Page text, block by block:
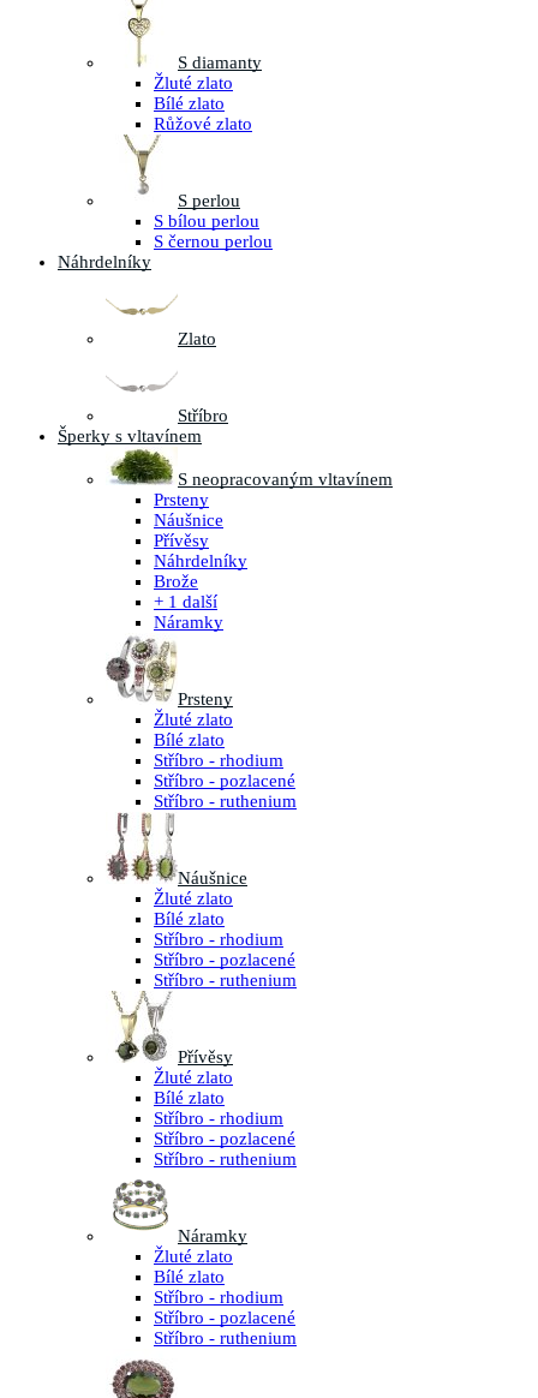
S diamanty
Žluté zlato
Bílé zlato
Růžové zlato
S perlou
S bílou perlou
S černou perlou
Náhrdelníky
Zlato
Stříbro
Šperky s vltavínem
S neopracovaným vltavínem
Prsteny
Náušnice
Přívěsy
Náhrdelníky
Brože
+ 1 další
Náramky
Prsteny
Žluté zlato
Bílé zlato
Stříbro - rhodium
Stříbro - pozlacené
Stříbro - ruthenium
Náušnice
Žluté zlato
Bílé zlato
Stříbro - rhodium
Stříbro - pozlacené
Stříbro - ruthenium
Přívěsy
Žluté zlato
Bílé zlato
Stříbro - rhodium
Stříbro - pozlacené
Stříbro - ruthenium
Náramky
Žluté zlato
Bílé zlato
Stříbro - rhodium
Stříbro - pozlacené
Stříbro - ruthenium